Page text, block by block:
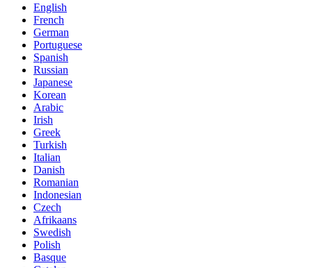
English
French
German
Portuguese
Spanish
Russian
Japanese
Korean
Arabic
Irish
Greek
Turkish
Italian
Danish
Romanian
Indonesian
Czech
Afrikaans
Swedish
Polish
Basque